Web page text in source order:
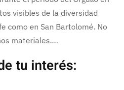
visibles de la diversidad
como en San Bartolomé. No
materiales.…
tu interés: